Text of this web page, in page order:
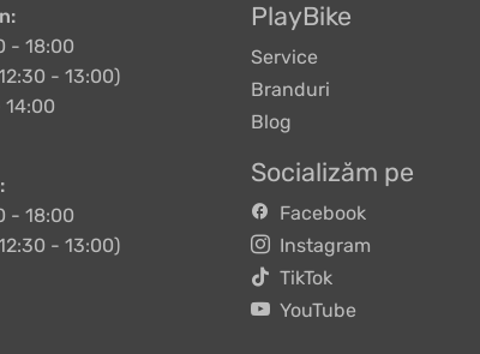
- 18:00
- 13:00)
- 18:00
- 13:00)
PlayBike
Service
Branduri
Blog
Socializăm pe
Facebook
Instagram
TikTok
YouTube